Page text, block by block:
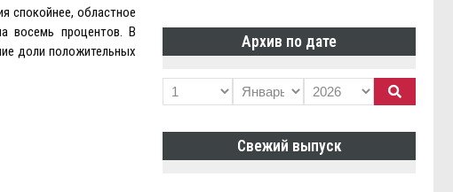
спокойнее, областное
восемь процентов. В
доли положительных
Архив по дате
Свежий выпуск